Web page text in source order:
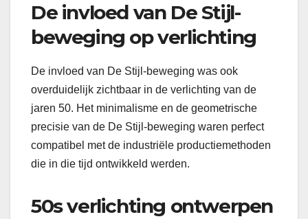
De invloed van De Stijl-
beweging op verlichting
De invloed van De Stijl-beweging was ook
overduidelijk zichtbaar in de verlichting van de
jaren 50. Het minimalisme en de geometrische
precisie van de De Stijl-beweging waren perfect
compatibel met de industriële productiemethoden
die in die tijd ontwikkeld werden.
50s verlichting ontwerpen